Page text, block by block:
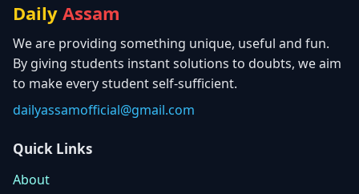
Daily Assam
We are providing something unique, useful and fun.
By giving students instant solutions to doubts, we aim
to make every student self-sufficient.
dailyassamofficial@gmail.com
Quick Links
About